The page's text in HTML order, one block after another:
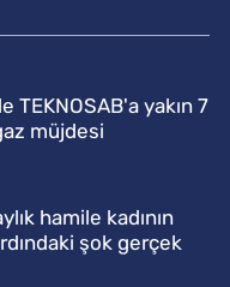
TEKNOSAB'a yakın 7
müjdesi
hamile kadının
şok gerçek